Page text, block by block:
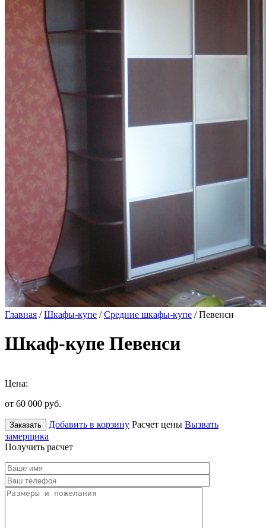
Главная /Шкафы-купе /Средние шкафы-купе / Певенси
Шкаф-купе Певенси
Цена:
от 60 000 руб.
Заказать Добавить в корзину Расчет цены Вызвать
замерщика
Получить расчет